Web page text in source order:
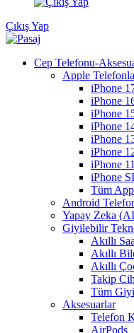
Çıkış Yap
Cep Telefonu-
Apple
iPhone
iPhone
iPhone
iPhone
iPhone
iPhone
iPhone 11
iPhone
Tüm
Android
Yapay Zeka
Giyilebilir
Akıllı
Akıllı
Akıllı
Takip
Tüm
Aksesuarlar
Telefon
AirPods